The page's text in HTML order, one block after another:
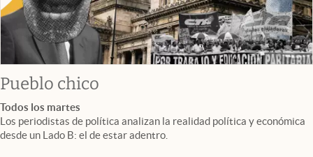
Pueblo chico
Todos los martes
Los periodistas de política analizan la realidad política y económica
desde un Lado B: el de estar adentro.